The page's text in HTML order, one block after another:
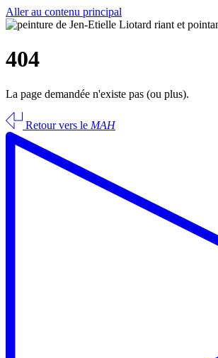
Aller au contenu principal
404
La page demandée n'existe pas (ou plus).
Retour vers le MAH